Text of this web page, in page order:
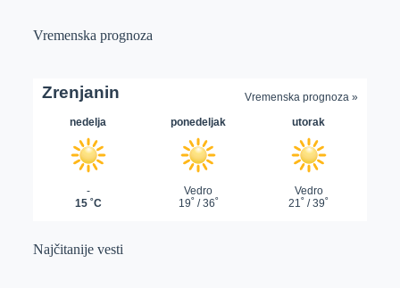
Vremenska prognoza
Najčitanije vesti